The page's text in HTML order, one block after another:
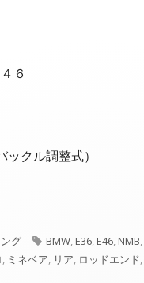
６
クル調整式）
グ
タ
グ
BMW,E36,E46,NMB,
, ミネベア, リア, ロッドエンド,